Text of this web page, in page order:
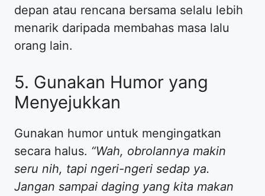
depan atau rencana bersama selalu lebih
menarik daripada membahas masa lalu
orang lain.
​5. Gunakan Humor yang
Menyejukkan
​Gunakan humor untuk mengingatkan
secara halus. “Wah, obrolannya makin
seru nih, tapi ngeri-ngeri sedap ya.
Jangan sampai daging yang kita makan